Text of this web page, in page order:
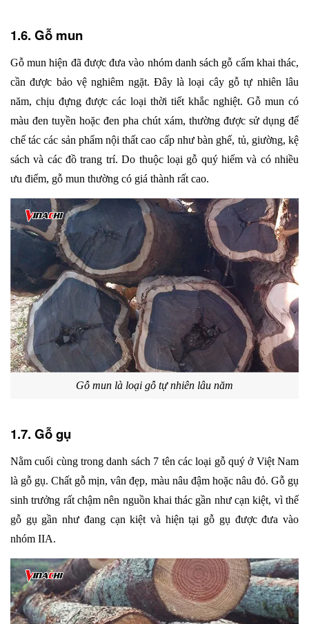
1.6. Gỗ mun
Gỗ mun hiện đã được đưa vào nhóm danh sách gỗ cấm khai thác,
cần được bảo vệ nghiêm ngặt. Đây là loại cây gỗ tự nhiên lâu
năm, chịu đựng được các loại thời tiết khắc nghiệt. Gỗ mun có
màu đen tuyền hoặc đen pha chút xám, thường được sử dụng để
chế tác các sản phẩm nội thất cao cấp như bàn ghế, tủ, giường, kệ
sách và các đồ trang trí. Do thuộc loại gỗ quý hiếm và có nhiều
ưu điểm, gỗ mun thường có giá thành rất cao.
Gỗ mun là loại gỗ tự nhiên lâu năm
1.7. Gỗ gụ
Nằm cuối cùng trong danh sách 7 tên các loại gỗ quý ở Việt Nam
là gỗ gụ. Chất gỗ mịn, vân đẹp, màu nâu đậm hoặc nâu đỏ. Gỗ gụ
sinh trưởng rất chậm nên nguồn khai thác gần như cạn kiệt, vì thế
gỗ gụ gần như đang cạn kiệt và hiện tại gỗ gụ được đưa vào
nhóm IIA.